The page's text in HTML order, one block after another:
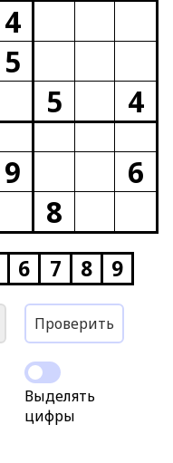
4
5
5
4
9
6
8
6 7 8 9
Проверить
Выделять
цифры